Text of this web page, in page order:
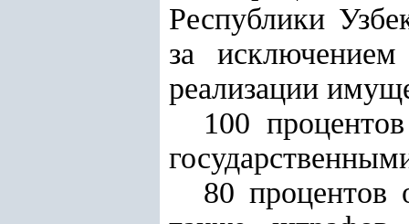
Республики
за
реализации
100
80